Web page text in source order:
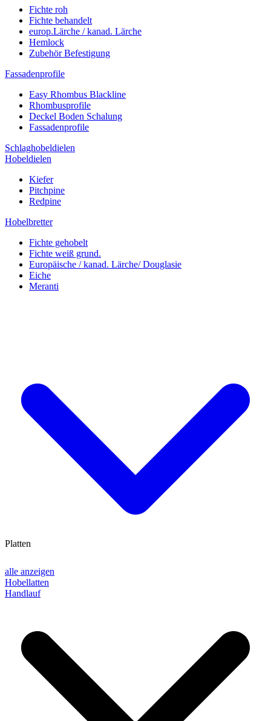
Fichte roh
Fichte behandelt
europ.Lärche / kanad. Lärche
Hemlock
Zubehör Befestigung
Fassadenprofile
Easy Rhombus Blackline
Rhombusprofile
Deckel Boden Schalung
Fassadenprofile
Schlaghobeldielen
Hobeldielen
Kiefer
Pitchpine
Redpine
Hobelbretter
Fichte gehobelt
Fichte weiß grund.
Europäische / kanad. Lärche/ Douglasie
Eiche
Meranti
alle anzeigen
Hobellatten
Handlauf
Platten